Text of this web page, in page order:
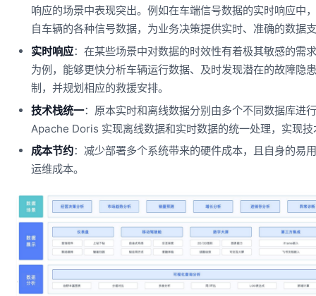
响应的场景中表现突出。例如在车端信号数据的实时响应中
自车辆的各种信号数据，为业务决策提供实时、准确的数据
实时响应：在某些场景中对数据的时效性有着极其敏感的需
为例，能够更快分析车辆运行数据、及时发现潜在的故障隐
制，并规划相应的救援安排。
技术栈统一：原本实时和离线数据分别由多个不同数据库进
Apache Doris 实现离线数据和实时数据的统一处理，实现
成本节约：减少部署多个系统带来的硬件成本，且自身的易
运维成本。